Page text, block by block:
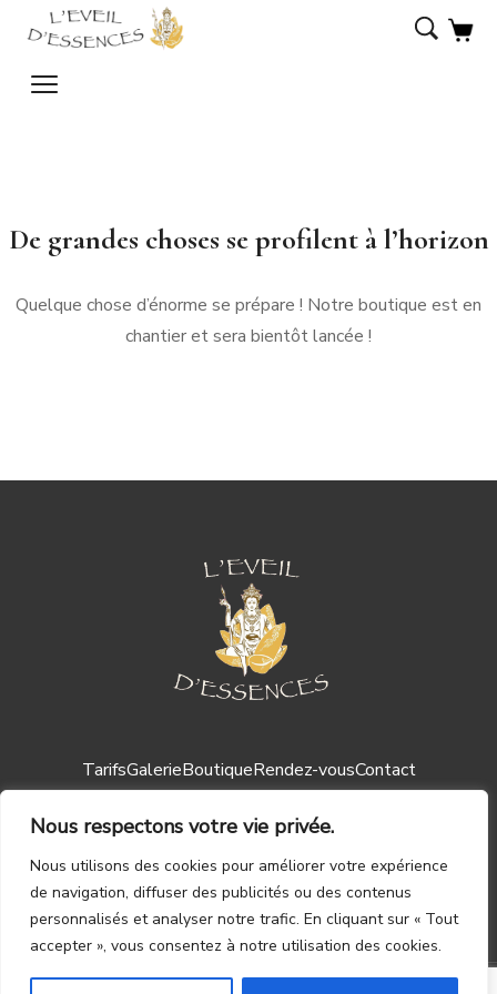
Nous respectons votre vie privée.
Nous utilisons des cookies pour améliorer votre expérience
de navigation, diffuser des publicités ou des contenus
personnalisés et analyser notre trafic. En cliquant sur « Tout
accepter », vous consentez à notre utilisation des cookies.
De grandes choses se profilent à l’horizon
Quelque chose d’énorme se prépare ! Notre boutique est en
chantier et sera bientôt lancée !
TarifsGalerieBoutiqueRendez-vousContact
Mentions légales ┃CGV